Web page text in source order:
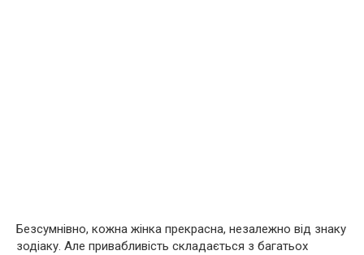
Безсумнівно, кожна жінка прекрасна, незалежно від знаку
зодіаку. Але привабливість складається з багатьох